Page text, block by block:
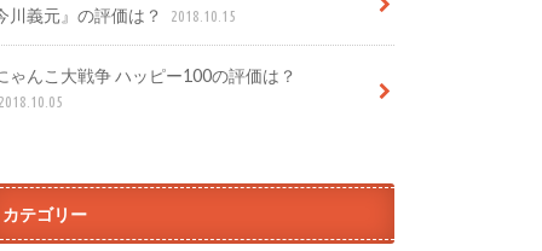
川義元』の評価は？
2018.10.15
ゃんこ大戦争 ハッピー100の評価は？
カテゴリー